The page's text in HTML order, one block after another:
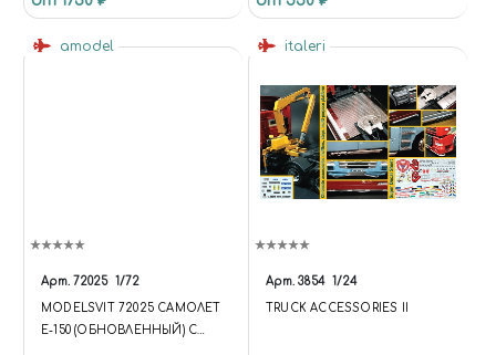
amodel
Арт. 72025 1/72
MODELSVIT 72025 САМОЛЕТ
Е-150 (ОБНОВЛЕННЫЙ) С
italeri
Арт. 3854 1/24
TRUCK ACCESSORIES II